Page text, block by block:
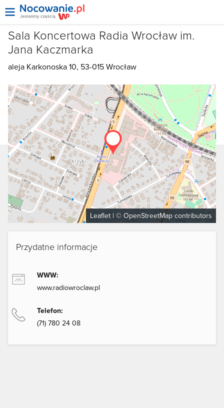
Sala Koncertowa Radia Wrocław im.
Jana Kaczmarka
aleja Karkonoska 10, 53-015Wrocław
Leaflet | © OpenStreetMap contributors
Przydatne informacje
WWW:
www.radiowroclaw.pl
Telefon:
(71) 780 24 08